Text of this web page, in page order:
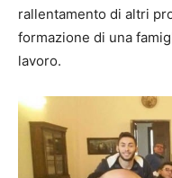
rallentamento di altri
formazione di una
lavoro.